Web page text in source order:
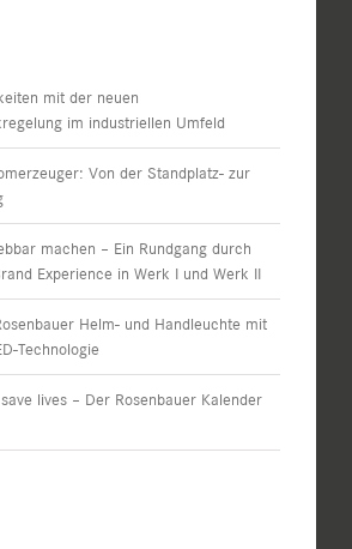
mit der neuen
im industriellen Umfeld
Von der Standplatz- zur
machen – Ein Rundgang durch
Experience in Werk I und Werk II
Helm- und Handleuchte mit
Technologie
lives – Der Rosenbauer Kalender